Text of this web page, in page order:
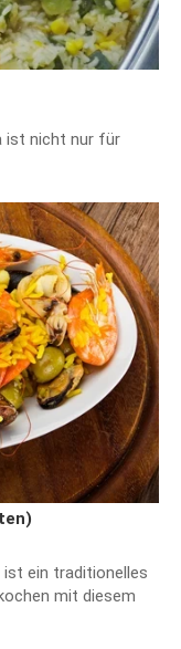
ist nicht nur für
ein traditionelles
mit diesem